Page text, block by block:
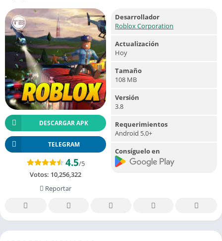
DESCARGAR APK
TELEGRAM
4.5/5
Votos: 10,256,322
Reportar
Desarrollador
Roblox Corporation
Actualización
Hoy
Tamaño
108 MB
Versión
3.8
Requerimientos
Android 5.0+
Consíguelo en